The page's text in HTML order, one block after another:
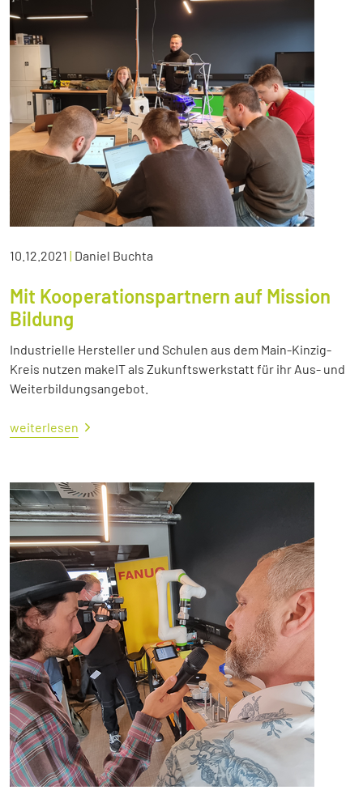
10.12.2021 | Daniel Buchta
Mit Kooperationspartnern auf Mission
Bildung
Industrielle Hersteller und Schulen aus dem Main-Kinzig-
Kreis nutzen makeIT als Zukunftswerkstatt für ihr Aus- und
Weiterbildungsangebot.
weiterlesen